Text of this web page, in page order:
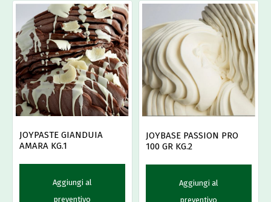
JOYPASTE GIANDUIA
AMARA KG.1
Aggiungi al
preventivo
JOYBASE PASSION PRO
100 GR KG.2
Aggiungi al
preventivo